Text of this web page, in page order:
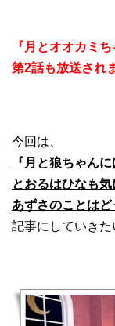
『月とオオカミ
第2話も放送され
今回は、
『月と狼ちゃん
とおるはひなも気
あずさのことは
記事にしていきた